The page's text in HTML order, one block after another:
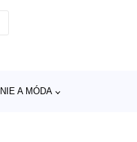
A MÓDA